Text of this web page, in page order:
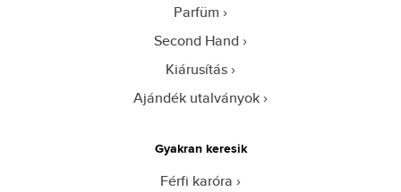
Parfüm
Second Hand
Kiárusítás
Ajándék utalványok
Gyakran keresik
Férfi karóra